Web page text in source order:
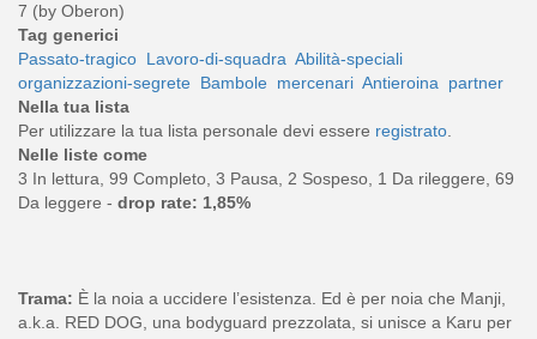
7 (by Oberon)
Tag generici
Passato-tragico Lavoro-di-squadra Abilità-speciali
organizzazioni-segrete Bambole mercenari Antieroina partner
Nella tua lista
Per utilizzare la tua lista personale devi essere registrato.
Nelle liste come
3 In lettura, 99 Completo, 3 Pausa, 2 Sospeso, 1 Da rileggere, 69
Da leggere - drop rate: 1,85%
Trama: È la noia a uccidere l’esistenza. Ed è per noia che Manji,
a.k.a. RED DOG, una bodyguard prezzolata, si unisce a Karu per